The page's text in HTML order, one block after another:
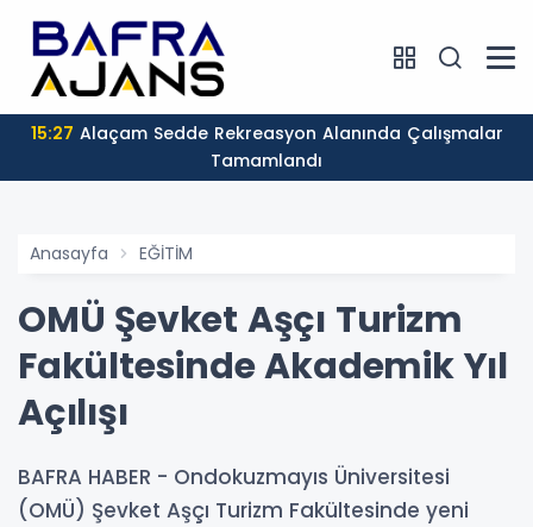
15:27
Tamamlandı
Anasayfa EĞİTİM
OMÜ Şevket Aşçı Turizm
Fakültesinde Akademik Yıl
Açılışı
BAFRA HABER - Ondokuzmayıs Üniversitesi
(OMÜ) Şevket Aşçı Turizm Fakültesinde yeni